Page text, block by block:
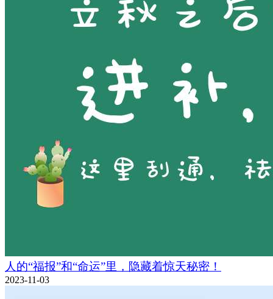
人的“福报”和“命运”里，隐藏着惊天秘密！
2023-11-03